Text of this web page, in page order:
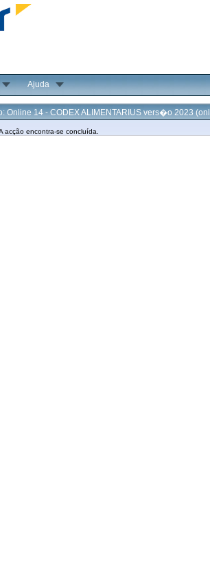
Ajuda
14 - CODEX ALIMENTARIUS vers�o 2023
acção encontra-se concluída.